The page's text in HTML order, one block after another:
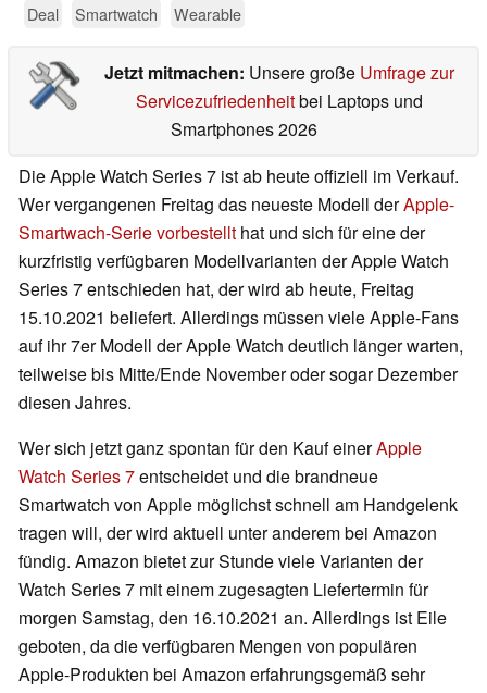
Deal
Smartwatch Wearable
Jetzt mitmachen: Unsere große Umfrage zur
Servicezufriedenheitbei Laptops und
Smartphones 2026
Die Apple Watch Series 7 ist ab heute offiziell im Verkauf.
Wer vergangenen Freitag das neueste Modell derApple-
Smartwach-Serie vorbestellt hat und sich für eine der
kurzfristig verfügbaren Modellvarianten der Apple Watch
Series 7 entschieden hat, der wird ab heute, Freitag
15.10.2021 beliefert. Allerdings müssen viele Apple-Fans
auf ihr 7er Modell der Apple Watch deutlich länger warten,
teilweise bis Mitte/Ende November oder sogar Dezember
diesen Jahres.
Wer sich jetzt ganz spontan für den Kauf einerApple
Watch Series 7entscheidet und die brandneue
Smartwatch von Apple möglichst schnell am Handgelenk
tragen will, der wird aktuell unter anderem bei Amazon
fündig. Amazon bietet zur Stunde viele Varianten der
Watch Series 7 mit einem zugesagten Liefertermin für
morgen Samstag, den 16.10.2021 an. Allerdings ist Eile
geboten, da die verfügbaren Mengen von populären
Apple-Produkten bei Amazon erfahrungsgemäß sehr